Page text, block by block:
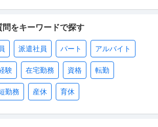
をキーワードで探す
派遣社員 パート アルバイト
験 在宅勤務 資格 転勤
勤務 産休 育休